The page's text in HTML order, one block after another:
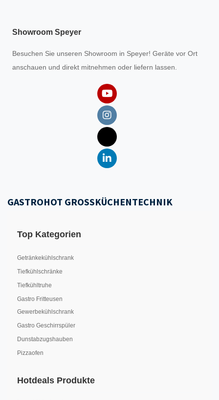
Showroom Speyer
Besuchen Sie unseren Showroom in Speyer! Geräte vor Ort
anschauen und direkt mitnehmen oder liefern lassen.
GASTROHOT GROSSKÜCHENTECHNIK
Top Kategorien
Getränkekühlschrank
Tiefkühlschränke
Tiefkühltruhe
Gastro Fritteusen
Gewerbekühlschrank
Gastro Geschirrspüler
Dunstabzugshauben
Pizzaofen
Hotdeals Produkte